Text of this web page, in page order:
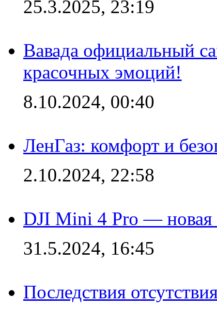
25.3.2025, 23:19
Вавада официальный
красочных эмоций!
8.10.2024, 00:40
ЛенГаз: комфорт и
2.10.2024, 22:58
DJI Mini 4 Pro — новая
31.5.2024, 16:45
Последствия